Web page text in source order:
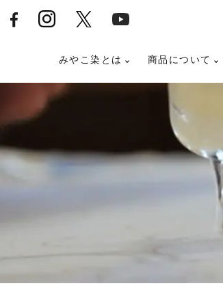
みやこ染とは 商品について